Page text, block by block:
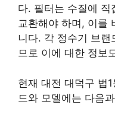
다. 필터는 수질에 직
교환해야 하며, 이를
니다. 각 정수기 브랜
므로 이에 대한 정보
현재 대전 대덕구 법
드와 모델에는 다음